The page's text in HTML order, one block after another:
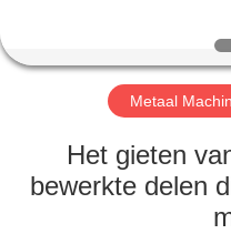
FABRIEKSREIS
CONTACTEER
Metaal
Het gieten
bewerkte delen